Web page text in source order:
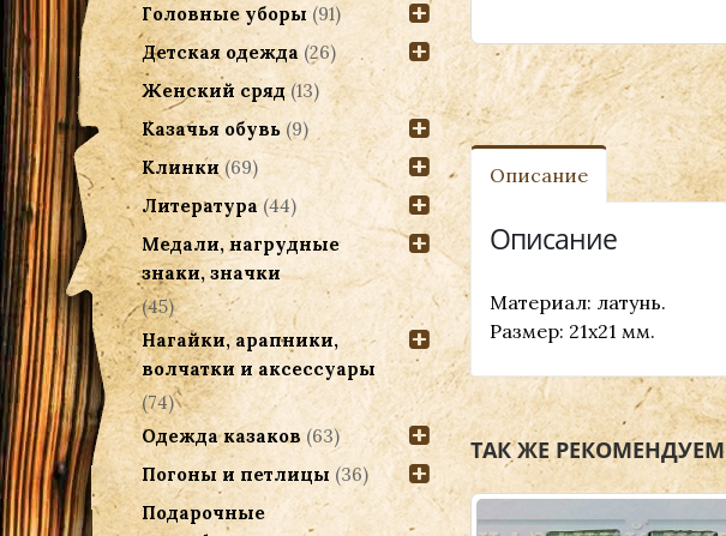
Описание
Описание
Материал: латунь.
Размер: 21х21 мм.
ТАК ЖЕ РЕКОМЕНДУЕМ
Головные уборы (91)
Детская одежда (26)
Женский сряд (13)
Казачья обувь (9)
Клинки (69)
Литература (44)
Медали, нагрудные
знаки, значки
(45)
Нагайки, арапники,
волчатки и аксессуары
(74)
Одежда казаков (63)
Погоны и петлицы (36)
Подарочные